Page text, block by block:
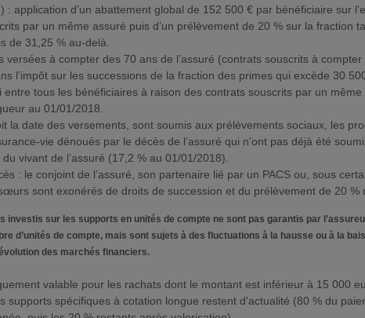
: application d’un abattement global de 152 500 € par bénéficiaire sur
par un même assuré puis d’un prélèvement de 20 % sur la fraction
de 31,25 % au-delà.
versées à compter des 70 ans de l’assuré (contrats souscrits à compter
l’impôt sur les successions de la fraction des primes qui excède 30
entre tous les bénéficiaires à raison des contrats souscrits par un même
au 01/01/2018.
la date des versements, sont soumis aux prélèvements sociaux, les
vie dénoués par le décès de l’assuré qui n’ont pas déjà été
vivant de l’assuré (17,2 % au 01/01/2018).
: le conjoint de l’assuré, son partenaire lié par un PACS ou, sous
sont exonérés de droits de succession et du prélèvement de 20 %
investis sur les supports en unités de compte ne sont pas garantis par
d’unités de compte, mais sont sujets à des fluctuations à la hausse ou à la
des marchés financiers.
valable pour les rachats dont le montant est inférieur à 15 000
supports spécifiques à cotation longue restent d'actualité (80 % du